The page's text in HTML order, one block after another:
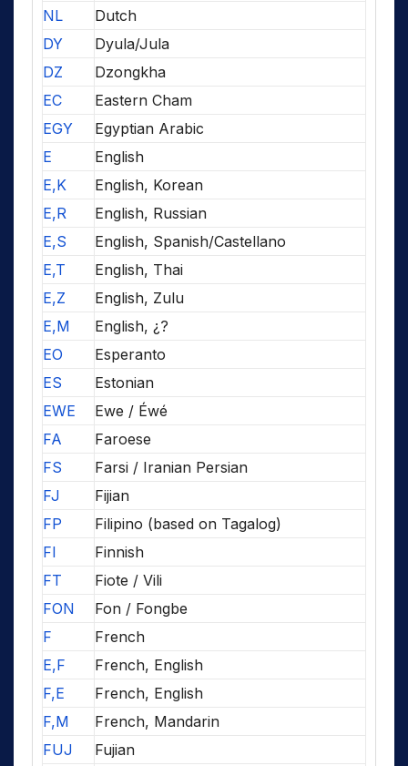
NL
Dutch
DY
Dyula/Jula
DZ
Dzongkha
EC
Eastern Cham
EGY
Egyptian Arabic
E
English
E,K
English, Korean
E,R
English, Russian
E,S
English, Spanish/Castellano
E,T
English, Thai
E,Z
English, Zulu
E,M
English, ¿?
EO
Esperanto
ES
Estonian
EWE
Ewe / Éwé
FA
Faroese
FS
Farsi / Iranian Persian
FJ
Fijian
FP
Filipino (based on Tagalog)
FI
Finnish
FT
Fiote / Vili
FON
Fon / Fongbe
F
French
E,F
French, English
F,E
French, English
F,M
French, Mandarin
FUJ
Fujian